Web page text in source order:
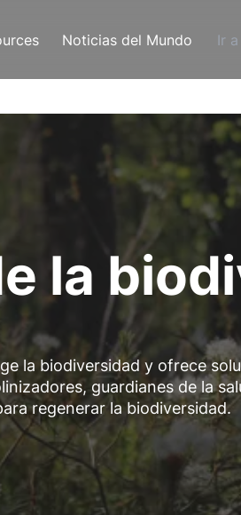
Noticias del Mundo Ir
la
la biodiversidad y ofrece
guardianes de la
regenerar la biodiversidad.